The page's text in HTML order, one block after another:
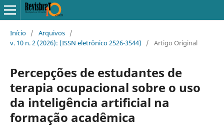
Início / Arquivos /
v. 10 n. 2 (2026): (ISSN eletrônico 2526-3544)
/ Artigo Original
Percepções de estudantes de
terapia ocupacional sobre o uso
da inteligência artificial na
formação acadêmica